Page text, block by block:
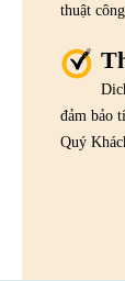
thuật
đảm bảo
Quý